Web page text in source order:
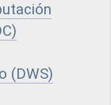
(DWS)